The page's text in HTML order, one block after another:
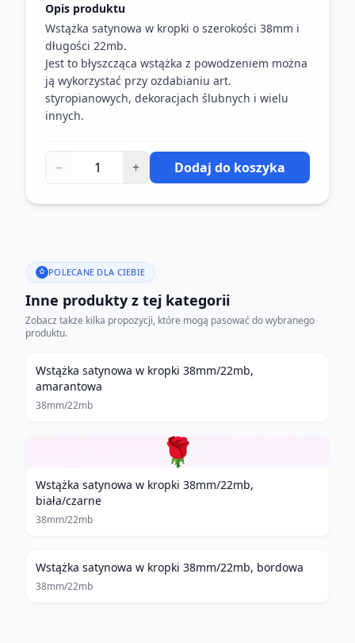
Opis produktu
Wstążka satynowa w kropki o szerokości 38mm i
długości 22mb.
Jest to błyszcząca wstążka z powodzeniem można
ją wykorzystać przy ozdabianiu art.
styropianowych, dekoracjach ślubnych i wielu
innych.
− + Dodaj do koszyka
POLECANE DLA CIEBIE
Inne produkty z tej kategorii
Zobacz także kilka propozycji, które mogą pasować do wybranego
produktu.
Wstążka satynowa w kropki 38mm/22mb,
amarantowa
38mm/22mb
🌹
Wstążka satynowa w kropki 38mm/22mb,
biała/czarne
38mm/22mb
Wstążka satynowa w kropki 38mm/22mb, bordowa
38mm/22mb